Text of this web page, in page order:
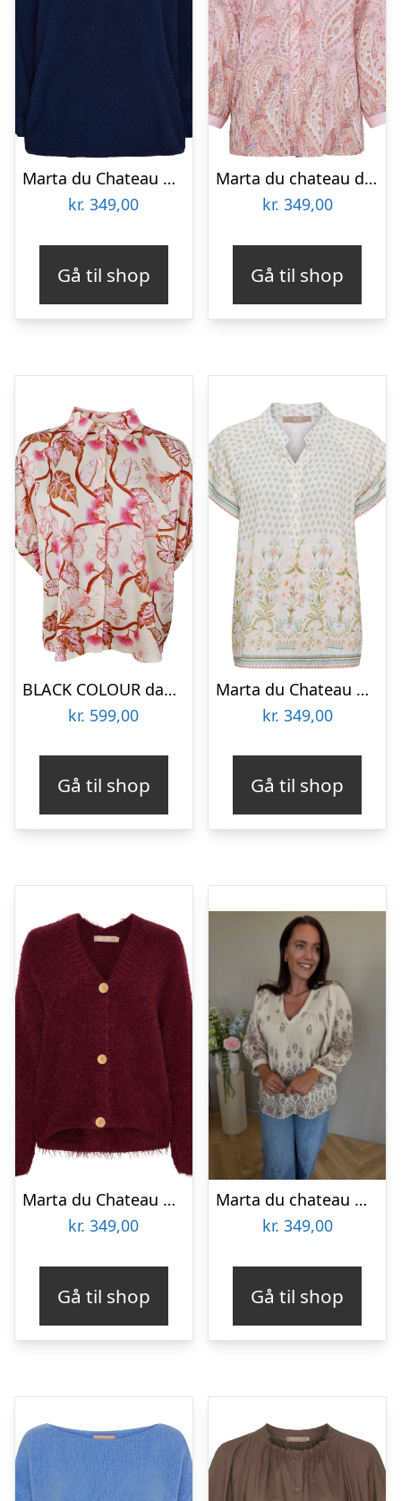
Marta du Chateau dame strik MdcElderflower 30003 – Blue2902
kr. 349,00
Gå til shop
Marta du chateau dame bluse MDCJayla – RosaGJ6812m2n
kr. 349,00
Gå til shop
BLACK COLOUR dame skjorte BCZENELE – Coral
kr. 599,00
Gå til shop
Marta du Chateau dame bluse MdcStinna 8461 – Aqua
kr. 349,00
Gå til shop
Marta du Chateau dame strik MdcDakota 809 – Bordeaux
kr. 349,00
Gå til shop
Marta du chateau Dame Bluse MdcMaevy 8512- – Bordeaux6752tpk
kr. 349,00
Gå til shop